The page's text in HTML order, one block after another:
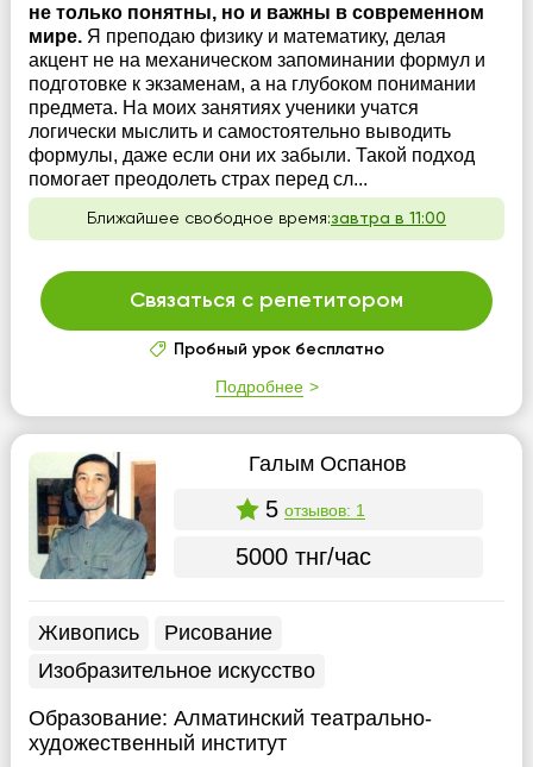
не только понятны, но и важны в современном
мире. Я преподаю физику и математику, делая
акцент не на механическом запоминании формул и
подготовке к экзаменам, а на глубоком понимании
предмета. На моих занятиях ученики учатся
логически мыслить и самостоятельно выводить
формулы, даже если они их забыли. Такой подход
помогает преодолеть страх перед сл...
Ближайшее свободное время:завтра в 11:00
Связаться с репетитором
Пробный урок бесплатно
Подробнее
Галым Оспанов
5 отзывов: 1
5000 тнг/час
Живопись
Рисование
Изобразительное искусство
Образование: Алматинский театрально-
художественный институт